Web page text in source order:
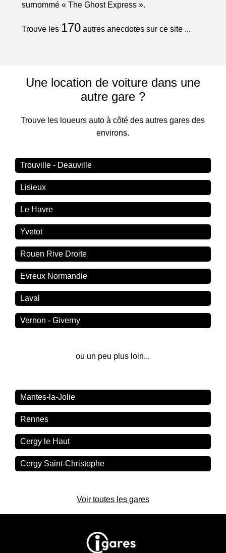
surnommé « The Ghost Express ».
Trouve les 170autres anecdotes sur ce site ...
Une location de voiture dans une
autre gare ?
Trouve les loueurs auto à côté des autres gares des
environs.
Trouville - Deauville
Lisieux
Le Havre
Yvetot
Rouen Rive Droite
Evreux Normandie
Laval
Vernon - Giverny
ou un peu plus loin...
Mantes-la-Jolie
Rennes
Cergy le Haut
Cergy Saint-Christophe
Voir toutes les gares